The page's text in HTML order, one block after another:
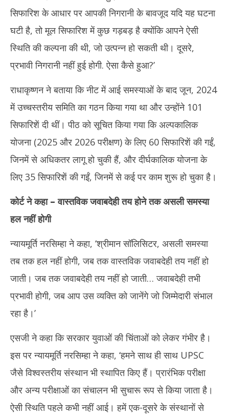
सिफारिश के आधार पर आपकी निगरानी के बावजूद यदि यह घटना
घटी है, तो मूल सिफारिश में कुछ गड़बड़ है क्योंकि आपने ऐसी
स्थिति की कल्पना की थी, जो उत्पन्न हो सकती थी। दूसरे,
प्रभावी निगरानी नहीं हुई होगी. ऐसा कैसे हुआ?’
राधाकृष्णन ने बताया कि नीट में आई समस्याओं के बाद जून, 2024
में उच्चस्तरीय समिति का गठन किया गया था और उन्होंने 101
सिफारिशें दी थीं। पीठ को सूचित किया गया कि अल्पकालिक
योजना (2025 और 2026 परीक्षण) के लिए 60 सिफारिशें की गईं,
जिनमें से अधिकतर लागू हो चुकी हैं, और दीर्घकालिक योजना के
लिए 35 सिफारिशें की गईं, जिनमें से कई पर काम शुरू हो चुका है।
कोर्ट ने कहा – वास्तविक जवाबदेही तय होने तक असली समस्या
हल नहीं होगी
न्यायमूर्ति नरसिम्हा ने कहा, ‘श्रीमान सॉलिसिटर, असली समस्या
तब तक हल नहीं होगी, जब तक वास्तविक जवाबदेही तय नहीं हो
जाती। जब तक जवाबदेही तय नहीं हो जाती… जवाबदेही तभी
प्रभावी होगी, जब आप उस व्यक्ति को जानेंगे जो जिम्मेदारी संभाल
रहा है।’
एसजी ने कहा कि सरकार युवाओं की चिंताओं को लेकर गंभीर है।
इस पर न्यायमूर्ति नरसिम्हा ने कहा, ‘हमने साथ ही साथ UPSC
जैसे विश्वस्तरीय संस्थान भी स्थापित किए हैं। प्रारंभिक परीक्षा
और अन्य परीक्षाओं का संचालन भी सुचारू रूप से किया जाता है।
ऐसी स्थिति पहले कभी नहीं आई। हमें एक-दूसरे के संस्थानों से